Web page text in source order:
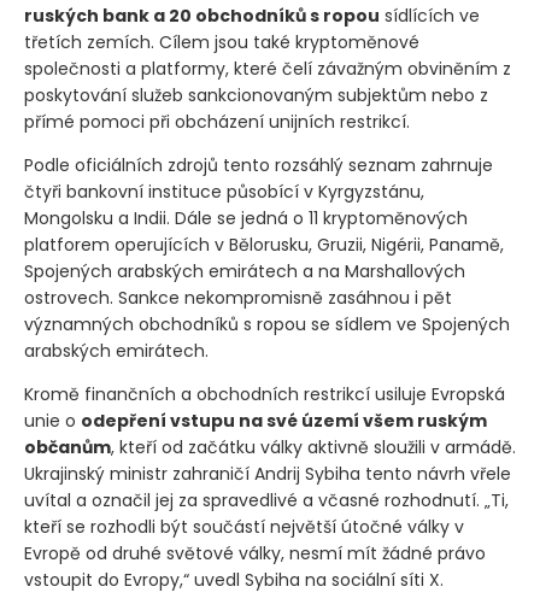
ruských bank a 20 obchodníků s ropou sídlících ve
třetích zemích. Cílem jsou také kryptoměnové
společnosti a platformy, které čelí závažným obviněním z
poskytování služeb sankcionovaným subjektům nebo z
přímé pomoci při obcházení unijních restrikcí.
Podle oficiálních zdrojů tento rozsáhlý seznam zahrnuje
čtyři bankovní instituce působící v Kyrgyzstánu,
Mongolsku a Indii. Dále se jedná o 11 kryptoměnových
platforem operujících v Bělorusku, Gruzii, Nigérii, Panamě,
Spojených arabských emirátech a na Marshallových
ostrovech. Sankce nekompromisně zasáhnou i pět
významných obchodníků s ropou se sídlem ve Spojených
arabských emirátech.
Kromě finančních a obchodních restrikcí usiluje Evropská
unie o odepření vstupu na své území všem ruským
občanům, kteří od začátku války aktivně sloužili v armádě.
Ukrajinský ministr zahraničí Andrij Sybiha tento návrh vřele
uvítal a označil jej za spravedlivé a včasné rozhodnutí. „Ti,
kteří se rozhodli být součástí největší útočné války v
Evropě od druhé světové války, nesmí mít žádné právo
vstoupit do Evropy,“ uvedl Sybiha na sociální síti X.